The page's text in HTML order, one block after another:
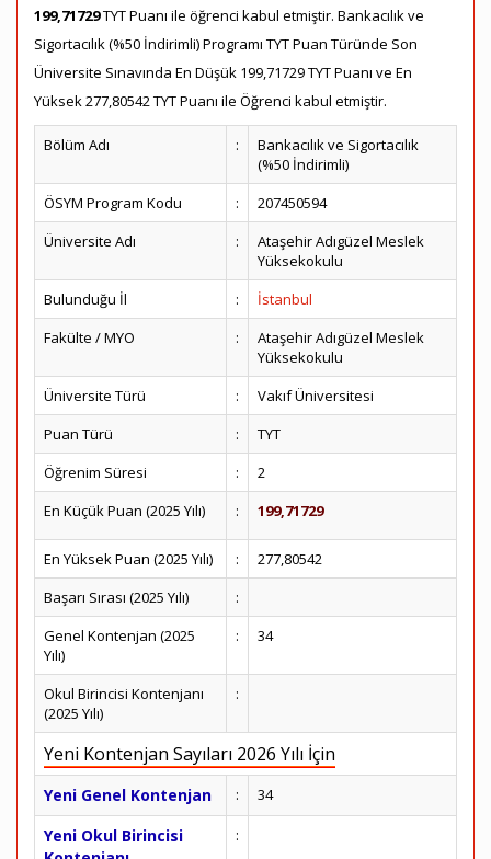
199,71729TYT Puanı ile öğrenci kabul etmiştir. Bankacılık ve
Sigortacılık (%50 İndirimli) Programı TYT Puan Türünde Son
Üniversite Sınavında En Düşük 199,71729 TYT Puanı ve En
Yüksek 277,80542 TYT Puanı ile Öğrenci kabul etmiştir.
Bölüm Adı :
Bankacılık ve Sigortacılık
(%50 İndirimli)
ÖSYM Program Kodu
:
207450594
Üniversite Adı
:
Ataşehir Adıgüzel Meslek
Yüksekokulu
Bulunduğu İl
:
İstanbul
Fakülte / MYO
:
Ataşehir Adıgüzel Meslek
Yüksekokulu
Üniversite Türü
:
Vakıf Üniversitesi
Puan Türü
:
TYT
Öğrenim Süresi
:
2
En Küçük Puan (2025 Yılı)
: 199,71729
En Yüksek Puan (2025 Yılı) :
277,80542
Başarı Sırası (2025 Yılı)
:
Genel Kontenjan (2025
Yılı)
: 34
Okul Birincisi Kontenjanı
(2025 Yılı)
:
Yeni Kontenjan Sayıları 2026 Yılı İçin
Yeni Genel Kontenjan : 34
Yeni Okul Birincisi
: